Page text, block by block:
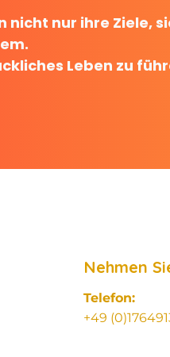
nicht nur ihre Ziele,
Leben zu
Nehmen
Telefon:
+49